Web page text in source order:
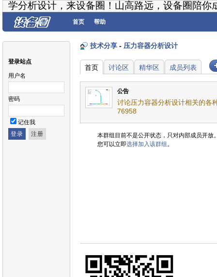
学分析设计，来设备圈！山高路远，设备圈陪你
首页 帮助
登录站点
用户名
密码
记住我
技术分享 - 压力容器分析设计
首页 讨论区 精华区 成员列表
公告
讨论压力容器分析设计相关的各
76958
本群组目前不是公开状态，只对内部成员开放
您可以立即选择加入该群组 。